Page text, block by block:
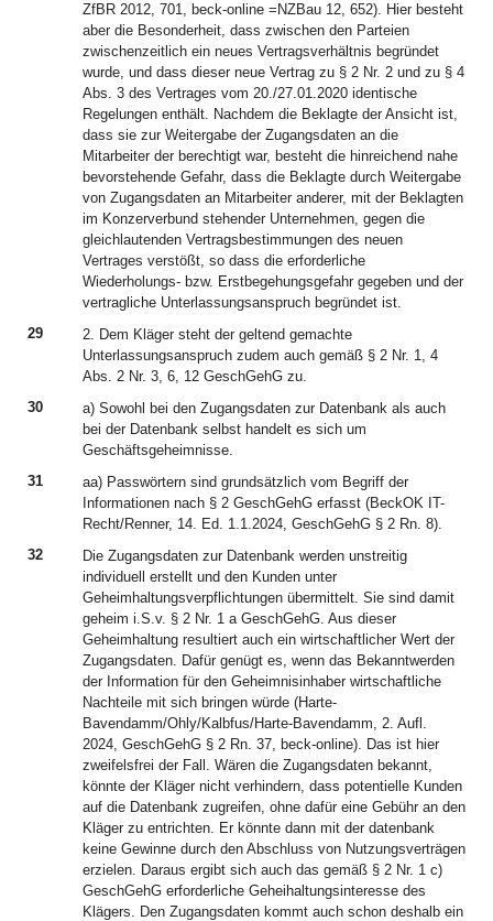
ZfBR 2012, 701, beck-online =NZBau 12, 652). Hier besteht
aber die Besonderheit, dass zwischen den Parteien
zwischenzeitlich ein neues Vertragsverhältnis begründet
wurde, und dass dieser neue Vertrag zu § 2 Nr. 2 und zu § 4
Abs. 3 des Vertrages vom 20./27.01.2020 identische
Regelungen enthält. Nachdem die Beklagte der Ansicht ist,
dass sie zur Weitergabe der Zugangsdaten an die
Mitarbeiter der berechtigt war, besteht die hinreichend nahe
bevorstehende Gefahr, dass die Beklagte durch Weitergabe
von Zugangsdaten an Mitarbeiter anderer, mit der Beklagten
im Konzerverbund stehender Unternehmen, gegen die
gleichlautenden Vertragsbestimmungen des neuen
Vertrages verstößt, so dass die erforderliche
Wiederholungs- bzw. Erstbegehungsgefahr gegeben und der
vertragliche Unterlassungsanspruch begründet ist.
29
2. Dem Kläger steht der geltend gemachte
Unterlassungsanspruch zudem auch gemäß § 2 Nr. 1, 4
Abs. 2 Nr. 3, 6, 12 GeschGehG zu.
30
a) Sowohl bei den Zugangsdaten zur Datenbank als auch
bei der Datenbank selbst handelt es sich um
Geschäftsgeheimnisse.
31
aa) Passwörtern sind grundsätzlich vom Begriff der
Informationen nach § 2 GeschGehG erfasst (BeckOK IT-
Recht/Renner, 14. Ed. 1.1.2024, GeschGehG § 2 Rn. 8).
32
Die Zugangsdaten zur Datenbank werden unstreitig
individuell erstellt und den Kunden unter
Geheimhaltungsverpflichtungen übermittelt. Sie sind damit
geheim i.S.v. § 2 Nr. 1 a GeschGehG. Aus dieser
Geheimhaltung resultiert auch ein wirtschaftlicher Wert der
Zugangsdaten. Dafür genügt es, wenn das Bekanntwerden
der Information für den Geheimnisinhaber wirtschaftliche
Nachteile mit sich bringen würde (Harte-
Bavendamm/Ohly/Kalbfus/Harte-Bavendamm, 2. Aufl.
2024, GeschGehG § 2 Rn. 37, beck-online). Das ist hier
zweifelsfrei der Fall. Wären die Zugangsdaten bekannt,
könnte der Kläger nicht verhindern, dass potentielle Kunden
auf die Datenbank zugreifen, ohne dafür eine Gebühr an den
Kläger zu entrichten. Er könnte dann mit der datenbank
keine Gewinne durch den Abschluss von Nutzungsverträgen
erzielen. Daraus ergibt sich auch das gemäß § 2 Nr. 1 c)
GeschGehG erforderliche Geheihaltungsinteresse des
Klägers. Den Zugangsdaten kommt auch schon deshalb ein